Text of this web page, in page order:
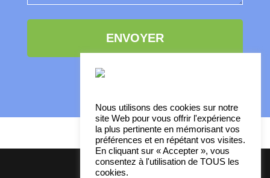
Nous utilisons des cookies sur notre
site Web pour vous offrir l'expérience
la plus pertinente en mémorisant vos
préférences et en répétant vos visites.
En cliquant sur « Accepter », vous
consentez à l'utilisation de TOUS les
cookies.